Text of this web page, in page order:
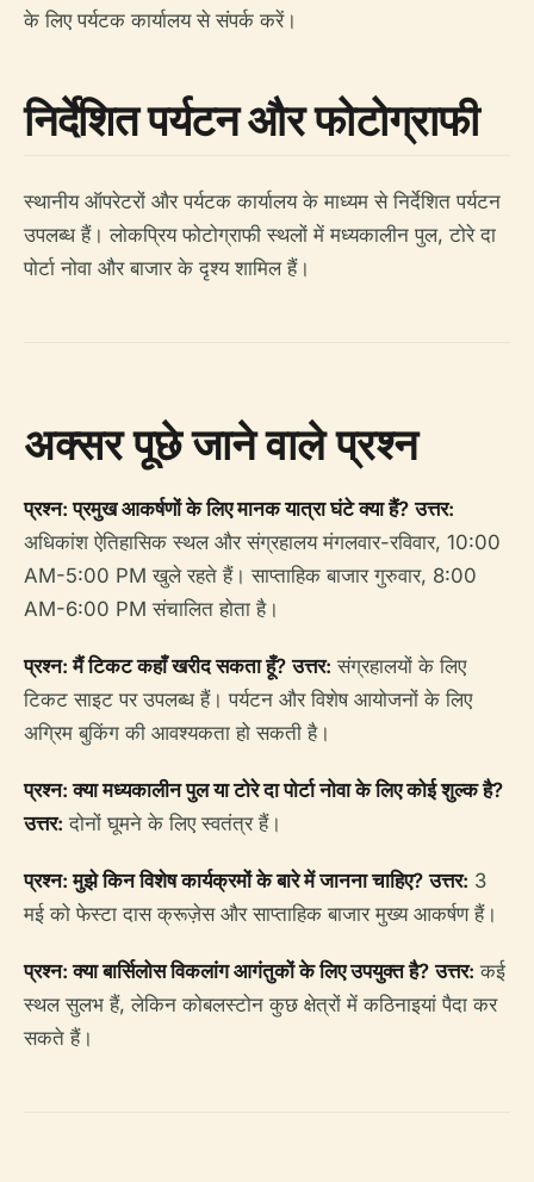
के लिए पर्यटक कार्यालय से संपर्क करें।
निर्देशित पर्यटन और फोटोग्राफी
स्थानीय ऑपरेटरों और पर्यटक कार्यालय के माध्यम से निर्देशित पर्यटन
उपलब्ध हैं। लोकप्रिय फोटोग्राफी स्थलों में मध्यकालीन पुल, टोरे दा
पोर्टा नोवा और बाजार के दृश्य शामिल हैं।
अक्सर पूछे जाने वाले प्रश्न
प्रश्न: प्रमुख आकर्षणों के लिए मानक यात्रा घंटे क्या हैं? उत्तर:
अधिकांश ऐतिहासिक स्थल और संग्रहालय मंगलवार-रविवार, 10:00
AM-5:00 PM खुले रहते हैं। साप्ताहिक बाजार गुरुवार, 8:00
AM-6:00 PM संचालित होता है।
प्रश्न: मैं टिकट कहाँ खरीद सकता हूँ? उत्तर: संग्रहालयों के लिए
टिकट साइट पर उपलब्ध हैं। पर्यटन और विशेष आयोजनों के लिए
अग्रिम बुकिंग की आवश्यकता हो सकती है।
प्रश्न: क्या मध्यकालीन पुल या टोरे दा पोर्टा नोवा के लिए कोई शुल्क है?
उत्तर: दोनों घूमने के लिए स्वतंत्र हैं।
प्रश्न: मुझे किन विशेष कार्यक्रमों के बारे में जानना चाहिए? उत्तर: 3
मई को फेस्टा दास क्रूज़ेस और साप्ताहिक बाजार मुख्य आकर्षण हैं।
प्रश्न: क्या बार्सिलोस विकलांग आगंतुकों के लिए उपयुक्त है? उत्तर: कई
स्थल सुलभ हैं, लेकिन कोबलस्टोन कुछ क्षेत्रों में कठिनाइयां पैदा कर
सकते हैं।